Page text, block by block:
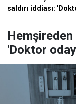
saldırı iddiası:
Hemşireden
'Doktor